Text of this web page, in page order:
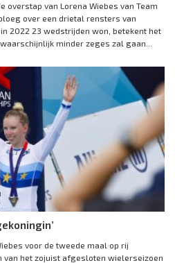
overstap van Lorena Wiebes van Team
over een drietal rensters van
2022 23 wedstrijden won, betekent het
minder zeges zal gaan...
voor de tweede maal op rij
van het zojuist afgesloten wielerseizoen